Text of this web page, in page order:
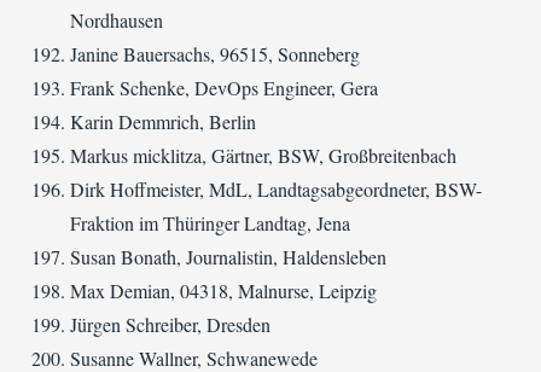
Nordhausen
Janine Bauersachs, 96515, Sonneberg
Frank Schenke, DevOps Engineer, Gera
Karin Demmrich, Berlin
Markus micklitza, Gärtner, BSW, Großbreitenbach
Dirk Hoffmeister, MdL, Landtagsabgeordneter, BSW-
Fraktion im Thüringer Landtag, Jena
Susan Bonath, Journalistin, Haldensleben
Max Demian, 04318, Malnurse, Leipzig
Jürgen Schreiber, Dresden
Susanne Wallner, Schwanewede